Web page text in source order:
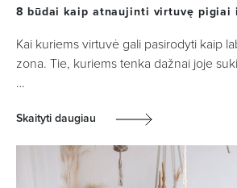
8 būdai kaip atnaujinti virtuvę pigiai
Kai kuriems virtuvė gali pasirodyti kaip
zona. Tie, kuriems tenka dažnai joje
…
Skaityti daugiau